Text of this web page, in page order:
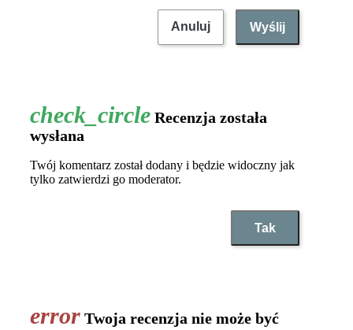
Anuluj Wyślij
Recenzja została
wysłana
Twój komentarz został dodany i będzie widoczny jak
tylko zatwierdzi go moderator.
Tak
Twoja recenzja nie może być